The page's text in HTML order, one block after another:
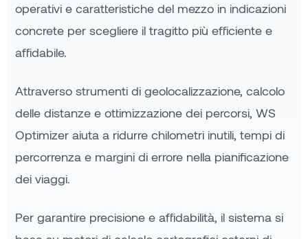
operativi e caratteristiche del mezzo in indicazioni
concrete per scegliere il tragitto più efficiente e
affidabile.
Attraverso strumenti di geolocalizzazione, calcolo
delle distanze e ottimizzazione dei percorsi, WS
Optimizer aiuta a ridurre chilometri inutili, tempi di
percorrenza e margini di errore nella pianificazione
dei viaggi.
Per garantire precisione e affidabilità, il sistema si